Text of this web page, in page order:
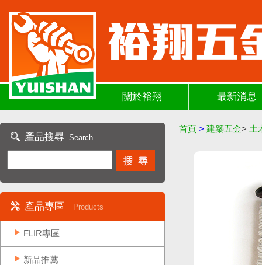
關於裕翔 最新消息
產品搜尋 Search
產品專區 Products
FLIR專區
新品推薦
首頁 > 建築五金> 土